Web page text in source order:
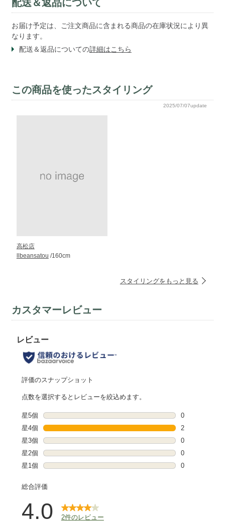
配送＆返品について
お届け予定は、ご注文商品に含まれる商品の在庫状況により異
なります。
配送＆返品についての詳細はこちら
この商品を使ったスタイリング
2025/07/07update
高松店
llbeansatou /160cm
スタイリングをもっと見る
カスタマーレビュー